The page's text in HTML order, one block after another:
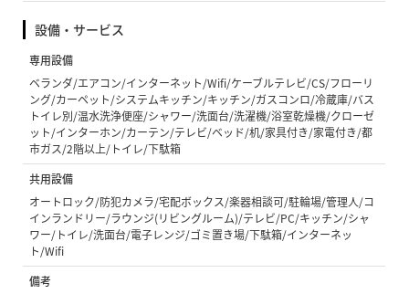
設備・サービス
専用設備
ベランダ/エアコン/インターネット/Wifi/ケーブルテレビ/CS/フローリ
ング/カーペット/システムキッチン/キッチン/ガスコンロ/冷蔵庫/バス
トイレ別/温水洗浄便座/シャワー/洗面台/洗濯機/浴室乾燥機/クローゼ
ット/インターホン/カーテン/テレビ/ベッド/机/家具付き/家電付き/都
市ガス/2階以上/トイレ/下駄箱
共用設備
オートロック/防犯カメラ/宅配ボックス/楽器相談可/駐輪場/管理人/コ
インランドリー/ラウンジ(リビングルーム)/テレビ/PC/キッチン/シャ
ワー/トイレ/洗面台/電子レンジ/ゴミ置き場/下駄箱/インターネッ
ト/Wifi
備考